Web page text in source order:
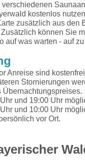
kostenlos
zusätzlich aus
können Sie
auf was warten - auf
Anreise sind
Stornierungen
Übernachtungspreises.
und 19:00 Uhr
und 10:00 Uhr
vor Ort.